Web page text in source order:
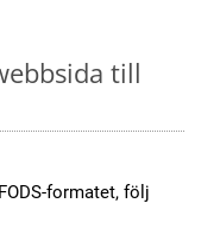
till
formatet, följ